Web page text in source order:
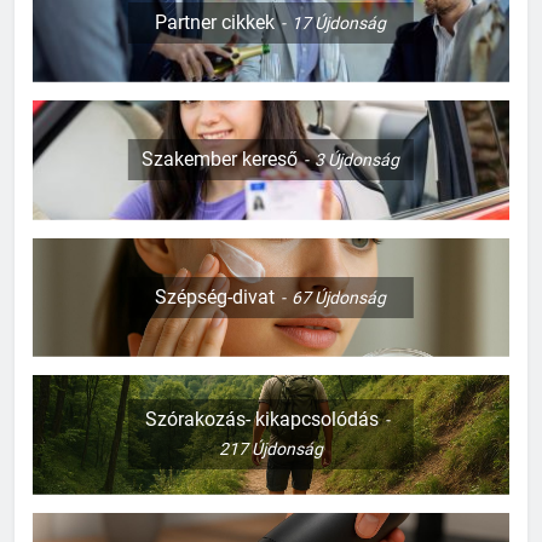
Partner cikkek 17Újdonság
Szakember kereső 3Újdonság
Szépség-divat 67Újdonság
Szórakozás- kikapcsolódás
217Újdonság